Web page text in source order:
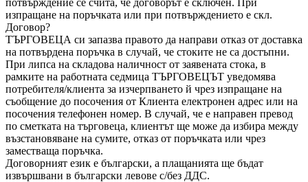
изпращане на поръчката или при потвърждението е скл.
Договор?
ТЪРГОВЕЦА си запазва правото да направи отказ от доставка
на потвърдена поръчка в случай, че стоките не са достъпни.
При липса на складова наличност от заявената стока, в
рамките на работната седмица ТЪРГОВЕЦЪТ уведомява
потребителя/клиента за изчерпването й чрез изпращане на
съобщение до посочения от Клиента електронен адрес или на
посочения телефонен номер. В случай, че е направен превод
по сметката на търговеца, клиентът ще може да избира между
възстановяване на сумите, отказ от поръчката или чрез
заместваща поръчка.
Договорният език е български, а плащанията ще бъдат
извършвани в български левове с/без ДДС.